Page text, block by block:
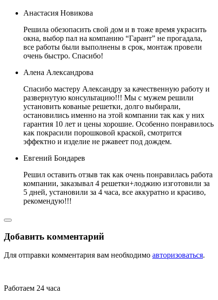
Анастасия Новикова
Решила обезопасить свой дом и в тоже время украсить
окна, выбор пал на компанию “Гарант” не прогадала,
все работы были выполнены в срок, монтаж провели
очень быстро. Спасибо!
Алена Александрова
Спасибо мастеру Александру за качественную работу и
развернутую консультацию!!! Мы с мужем решили
установить кованые решетки, долго выбирали,
остановились именно на этой компании так как у них
гарантия 10 лет и цены хорошие. Особенно понравилось
как покрасили порошковой краской, смотрится
эффектно и изделие не ржавеет под дождем.
Евгений Бондарев
Решил оставить отзыв так как очень понравилась работа
компании, заказывал 4 решетки+лоджию изготовили за
5 дней, установили за 4 часа, все аккуратно и красиво,
рекомендую!!!
Добавить комментарий
Для отправки комментария вам необходимо авторизоваться.
Работаем 24 часа